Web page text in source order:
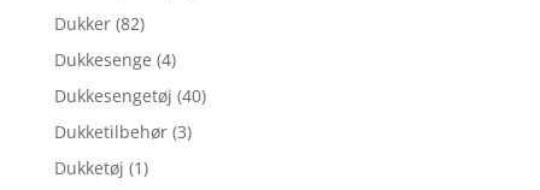
Dukker (82)
Dukkesenge (4)
Dukkesengetøj (40)
Dukketilbehør (3)
Dukketøj (1)